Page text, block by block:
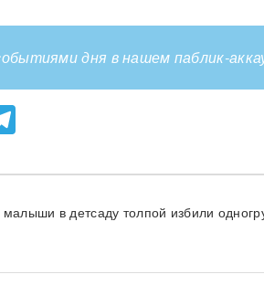
дня в нашем паблик-
в детсаду толпой избили